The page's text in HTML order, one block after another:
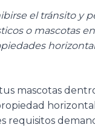
el tránsito y
o mascotas
tus mascotas
requisitos